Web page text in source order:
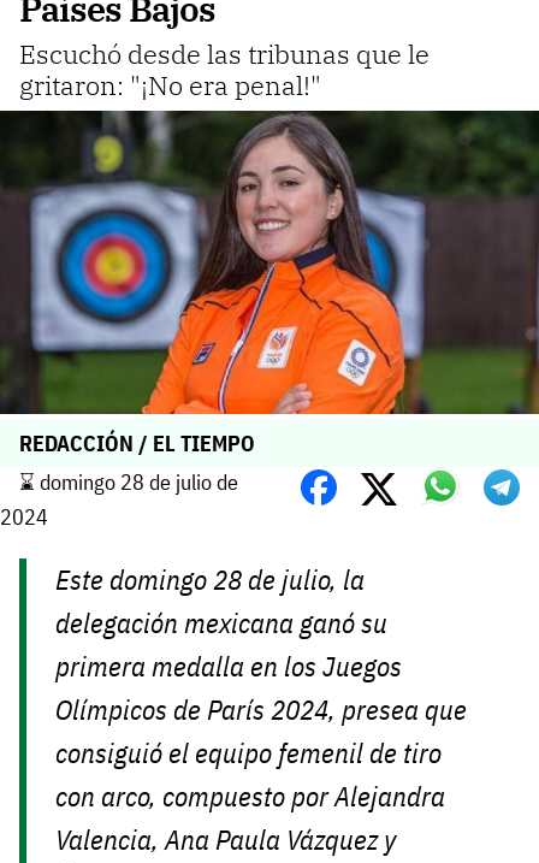
Escuchó desde las tribunas que le
gritaron: "¡No era penal!"
REDACCIÓN / EL TIEMPO
⌛️ domingo 28 de julio de
2024
Este domingo 28 de julio, la
delegación mexicana ganó su
primera medalla en los Juegos
Olímpicos de París 2024, presea que
consiguió el equipo femenil de tiro
con arco, compuesto por Alejandra
Valencia, Ana Paula Vázquez y